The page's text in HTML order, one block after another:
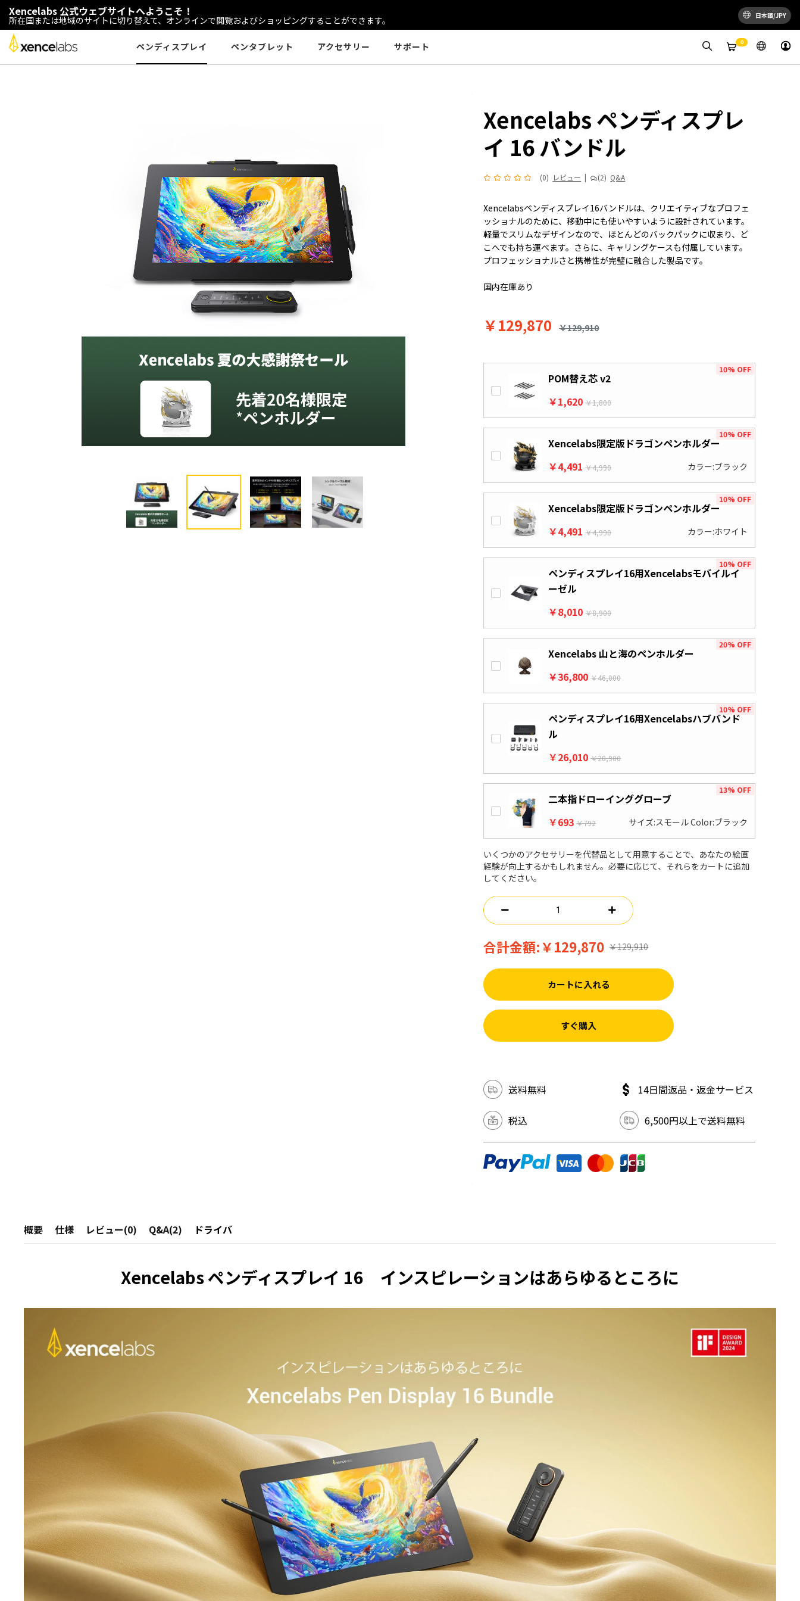
Xencelabs 公式ウェブサイトへようこそ！
所在国または地域のサイトに切り替えて、オンラインで閲覧およびショッピングすることができます。 日本語/JPY
ペンディスプレイ ペンタブレット アクセサリー サポート 0
Xencelabs ペンディスプレ
イ 16 バンドル
(0) レビュー | (2) Q&A
Xencelabsペンディスプレイ16バンドルは、クリエイティブなプロフェ
ッショナルのために、移動中にも使いやすいように設計されています。
軽量でスリムなデザインなので、ほとんどのバックパックに収まり、ど
こへでも持ち運べます。さらに、キャリングケースも付属しています。
プロフェッショナルさと携帯性が完璧に融合した製品です。
国内在庫あり
￥129,870 ￥129,910
10% OFF
POM替え芯 v2
￥1,620 ￥1,800
10% OFF
Xencelabs限定版ドラゴンペンホルダー
￥4,491 ￥4,990 カラー:ブラック
10% OFF
Xencelabs限定版ドラゴンペンホルダー
￥4,491 ￥4,990 カラー:ホワイト
10% OFF
ペンディスプレイ16用Xencelabsモバイルイ
ーゼル
￥8,010 ￥8,900
20% OFF
Xencelabs 山と海のペンホルダー
￥36,800 ￥46,000
10% OFF
ペンディスプレイ16用Xencelabsハブバンド
ル
￥26,010 ￥28,900
13% OFF
二本指ドローインググローブ
￥693 ￥792 サイズ:スモール Color:ブラック
いくつかのアクセサリーを代替品として用意することで、あなたの絵画
経験が向上するかもしれません。必要に応じて、それらをカートに追加
してください。
合計金額:￥129,870 ￥129,910
カートに入れる
すぐ購入
送料無料 14日間返品・返金サービス
税込 6,500円以上で送料無料
概要 仕様 レビュー(0) Q&A(2) ドライバ
Xencelabs ペンディスプレイ 16 インスピレーションはあらゆるところに